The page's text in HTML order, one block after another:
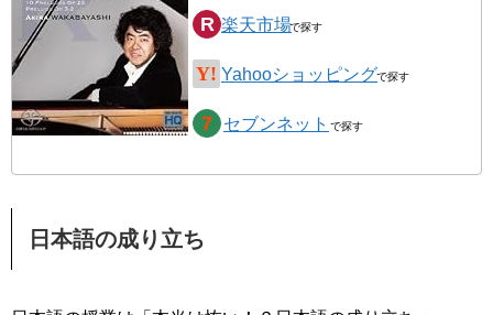
楽天市場
Yahooショッピング
セブンネット
日本語の成り立ち